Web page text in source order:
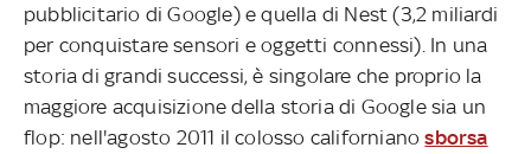
pubblicitario di Google) e quella di Nest (3,2 miliardi
per conquistare sensori e oggetti connessi). In una
storia di grandi successi, è singolare che proprio la
maggiore acquisizione della storia di Google sia un
flop: nell'agosto 2011 il colosso californianosborsa